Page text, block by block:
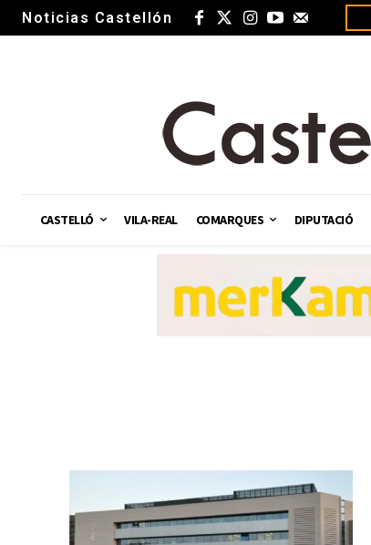
Noticias Castellón
CASTELLÓ VILA-REAL COMARQUES DIPUTACIÓ